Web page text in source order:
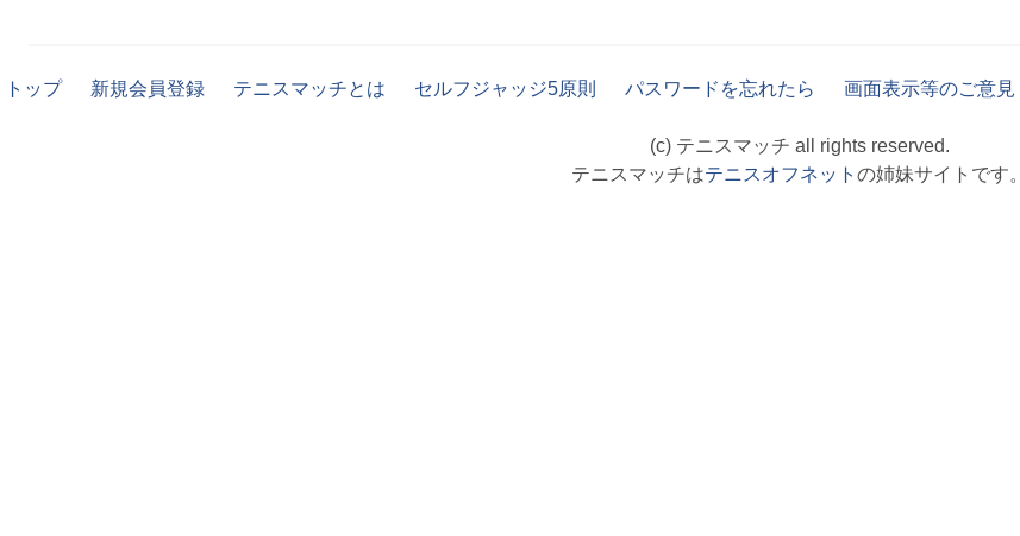
トップ 新規会員登録 テニスマッチとは セルフジャッジ5原則 パスワードを忘れたら 画面表示等のご意見
(c) テニスマッチ all rights reserved.
テニスマッチはテニスオフネット の姉妹サイトです。